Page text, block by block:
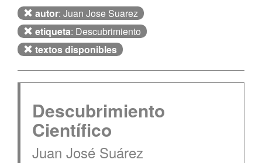
autor: Juan Jose Suarez
etiqueta: Descubrimiento
textos disponibles
Descubrimiento
Científico
Juan José Suárez